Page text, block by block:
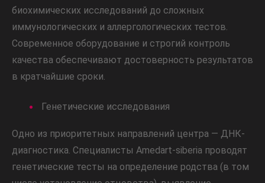
биохимических исследований до сложных
иммунологических и аллергологических тестов.
Современное оборудование и строгий контроль
качества обеспечивают достоверность результатов
в кратчайшие сроки.
Генетические исследования
Одно из приоритетных направлений центра — ДНК-
диагностика. Специалисты Amedart-siberia проводят
генетические тесты на определение родства (в том